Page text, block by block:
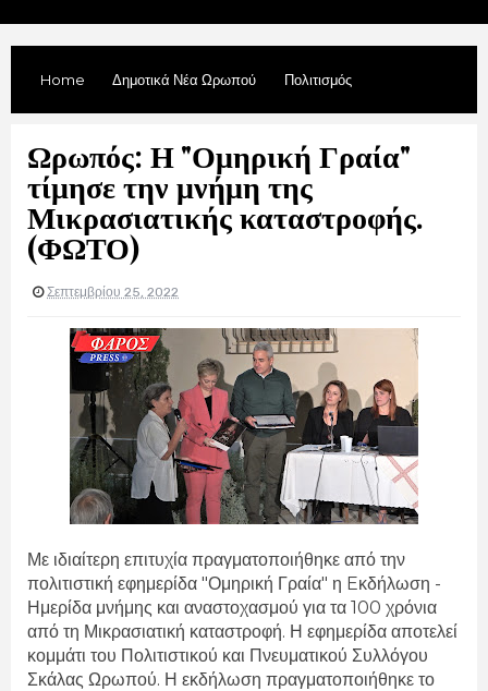
Home Δημοτικά Νέα Ωρωπού Πολιτισμός
Ωρωπός: Η "Ομηρική Γραία"
τίμησε την μνήμη της
Μικρασιατικής καταστροφής.
(ΦΩΤΟ)
Σεπτεμβρίου 25, 2022
Με ιδιαίτερη επιτυχία πραγματοποιήθηκε από την
πολιτιστική εφημερίδα "Ομηρική Γραία" η Eκδήλωση -
Ημερίδα μνήμης και αναστοχασμού για τα 100 χρόνια
από τη Μικρασιατική καταστροφή. Η εφημερίδα αποτελεί
κομμάτι του Πολιτιστικού και Πνευματικού Συλλόγου
Σκάλας Ωρωπού. Η εκδήλωση πραγματοποιήθηκε το